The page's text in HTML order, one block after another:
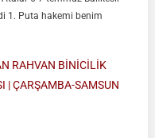
1. Puta hakemi benim
RAHVAN BİNİCİLİK
| ÇARŞAMBA-SAMSUN